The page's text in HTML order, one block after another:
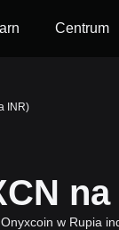
Centrum
INR)
na
w